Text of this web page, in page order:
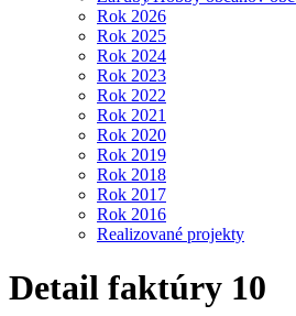
Rok 2026
Rok 2025
Rok 2024
Rok 2023
Rok 2022
Rok 2021
Rok 2020
Rok 2019
Rok 2018
Rok 2017
Rok 2016
Realizované projekty
Detail faktúry 10